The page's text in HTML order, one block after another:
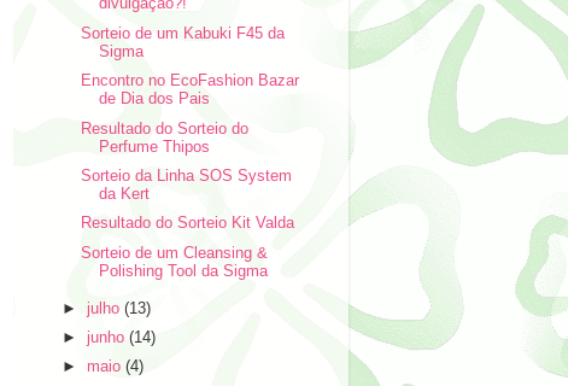
divulgação?!
Sorteio de um Kabuki F45 da
Sigma
Encontro no EcoFashion Bazar
de Dia dos Pais
Resultado do Sorteio do
Perfume Thipos
Sorteio da Linha SOS System
da Kert
Resultado do Sorteio Kit Valda
Sorteio de um Cleansing &
Polishing Tool da Sigma
►julho(13)
►junho(14)
► maio(4)